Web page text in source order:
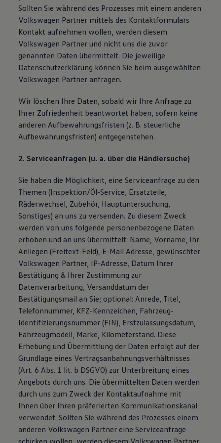
Magazin
Lifestyle
Familie
Elektromobilität
Volkswagen R
Volkswagen Kundenbetreuung
Sollten Sie während des Prozesses mit einem anderen
Volkswagen Partner mittels des Kontaktformulars
Kontakt aufnehmen wollen, werden diesem
Volkswagen Partner und nicht uns die zuvor
genannten Daten übermittelt. Die jeweilige
Datenschutzerklärung können Sie beim ausgewählten
Volkswagen Partner anfragen.
Wir löschen Ihre Daten, sobald wir Ihre Anfrage zu
Ihrer Zufriedenheit beantwortet haben, sofern keine
anderen Aufbewahrungsfristen (z. B. steuerliche
Aufbewahrungsfristen) entgegenstehen.
2. Serviceanfragen (u. a. über die Händlersuche)
Sie haben die Möglichkeit, eine Serviceanfrage zu den
Themen (Inspektion/Öl-Service, Ersatzteile,
Räderwechsel, Zubehör, Hauptuntersuchung,
Sonstiges) an uns zu versenden. Zu diesem Zweck
werden von uns folgende personenbezogene Daten
erhoben und an uns übermittelt: Name, Vorname, Ihr
Anliegen (Freitext-Feld), E-Mail Adresse, gewünschter
Volkswagen Partner, IP-Adresse, Datum Ihrer
Bestätigung & Ihrer Zustimmung zur
Datenverarbeitung, Versanddatum der
Bestätigungsmail an Sie; optional: Anrede, Titel,
Telefonnummer, KFZ-Kennzeichen, Fahrzeug-
Identifizierungsnummer (FIN), Erstzulassungsdatum,
Fahrzeugmodell, Marke, Kilometerstand. Diese
Erhebung und Übermittlung der Daten erfolgt auf der
Grundlage eines Vertragsanbahnungsverhältnisses
(Art. 6 Abs. 1 lit. b DSGVO) zur Unterbreitung eines
Angebots durch uns. Die übermittelten Daten werden
durch uns zum Zweck der Kontaktaufnahme mit
Ihnen über Ihren präferierten Kommunikationskanal
verwendet. Sollten Sie während des Prozesses einem
anderen Volkswagen Partner eine Serviceanfrage
schicken wollen, werden diesem Volkswagen Partner